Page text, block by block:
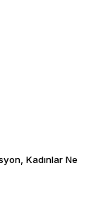
Kadınlar Ne